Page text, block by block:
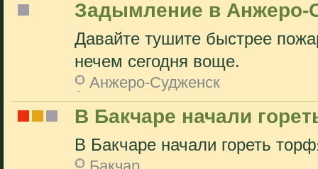
Задымление в Анжеро-
Давайте тушите быстрее
нечем сегодня воще.
Анжеро-Судженск
В Бакчаре начали
В Бакчаре начали гореть